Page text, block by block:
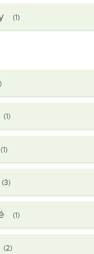
(1)
(1)
(1)
(3)
(1)
(2)